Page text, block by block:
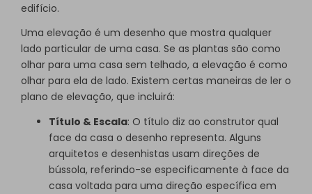
edifício.
Uma elevação é um desenho que mostra qualquer
lado particular de uma casa. Se as plantas são como
olhar para uma casa sem telhado, a elevação é como
olhar para ela de lado. Existem certas maneiras de ler o
plano de elevação, que incluirá:
Título & Escala: O título diz ao construtor qual
face da casa o desenho representa. Alguns
arquitetos e desenhistas usam direções de
bússola, referindo-se especificamente à face da
casa voltada para uma direção específica em